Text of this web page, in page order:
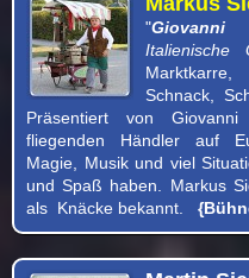
"
Italienische
Schnack,
Präsentiert von Giovanni
fliegenden Händler auf
Magie, Musik und viel
und Spaß haben. Markus
als Knäcke bekannt.